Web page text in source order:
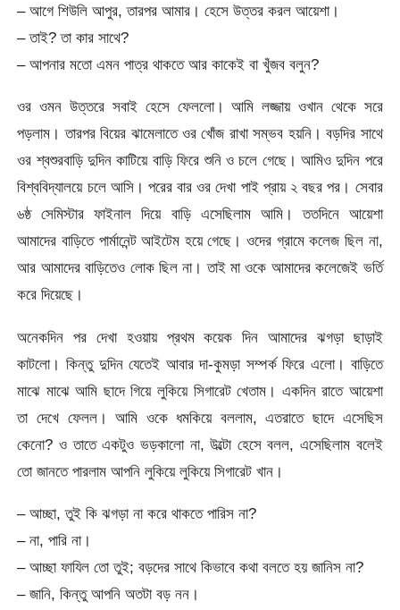
– আগে শিউলি আপুর, তারপর আমার। হেসে উত্তর করল আয়েশা।
– তাই? তা কার সাথে?
– আপনার মতো এমন পাত্র থাকতে আর কাকেই বা খুঁজব বলুন?
ওর ওমন উত্তরে সবাই হেসে ফেললো। আমি লজ্জায় ওখান থেকে সরে
পড়লাম। তারপর বিয়ের ঝামেলাতে ওর খোঁজ রাখা সম্ভব হয়নি। বড়দির সাথে
ওর শ্বশুরবাড়ি দুদিন কাটিয়ে বাড়ি ফিরে শুনি ও চলে গেছে। আমিও দুদিন পরে
বিশ্ববিদ্যালয়ে চলে আসি। পরের বার ওর দেখা পাই প্রায় ২ বছর পর। সেবার
৬ষ্ঠ সেমিস্টার ফাইনাল দিয়ে বাড়ি এসেছিলাম আমি। ততদিনে আয়েশা
আমাদের বাড়িতে পার্মানেন্ট আইটেম হয়ে গেছে। ওদের গ্রামে কলেজ ছিল না,
আর আমাদের বাড়িতেও লোক ছিল না। তাই মা ওকে আমাদের কলেজেই ভর্তি
করে দিয়েছে।
অনেকদিন পর দেখা হওয়ায় প্রথম কয়েক দিন আমাদের ঝগড়া ছাড়াই
কাটলো। কিন্তু দুদিন যেতেই আবার দা-কুমড়া সম্পর্ক ফিরে এলো। বাড়িতে
মাঝে মাঝে আমি ছাদে গিয়ে লুকিয়ে সিগারেট খেতাম। একদিন রাতে আয়েশা
তা দেখে ফেলল। আমি ওকে ধমকিয়ে বললাম, এতরাতে ছাদে এসেছিস
কেনো? ও তাতে একটুও ভড়কালো না, উল্টো হেসে বলল, এসেছিলাম বলেই
তো জানতে পারলাম আপনি লুকিয়ে লুকিয়ে সিগারেট খান।
– আচ্ছা, তুই কি ঝগড়া না করে থাকতে পারিস না?
– না, পারি না।
– আচ্ছা ফাযিল তো তুই; বড়দের সাথে কিভাবে কথা বলতে হয় জানিস না?
– জানি, কিন্তু আপনি অতটা বড় নন।